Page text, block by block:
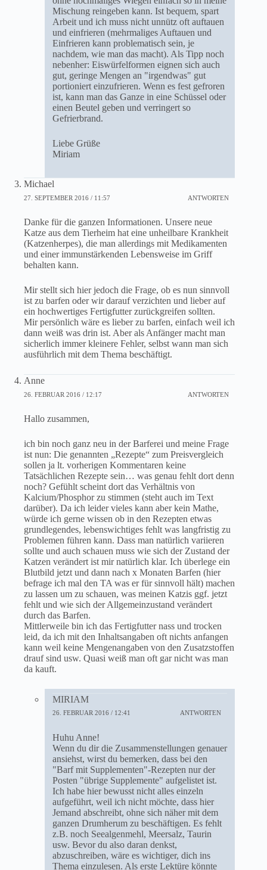
Mischung reingeben kann. Ist bequem, spart
Arbeit und ich muss nicht unnütz oft auftauen
und einfrieren (mehrmaliges Auftauen und
Einfrieren kann problematisch sein, je
nachdem, wie man das macht). Als Tipp noch
nebenher: Eiswürfelformen eignen sich auch
gut, geringe Mengen an "irgendwas" gut
portioniert einzufrieren. Wenn es fest gefroren
ist, kann man das Ganze in eine Schüssel oder
einen Beutel geben und verringert so
Gefrierbrand.
Liebe Grüße
Miriam
Michael
27. SEPTEMBER 2016 / 11:57 ANTWORTEN
Danke für die ganzen Informationen. Unsere neue
Katze aus dem Tierheim hat eine unheilbare Krankheit
(Katzenherpes), die man allerdings mit Medikamenten
und einer immunstärkenden Lebensweise im Griff
behalten kann.
Mir stellt sich hier jedoch die Frage, ob es nun sinnvoll
ist zu barfen oder wir darauf verzichten und lieber auf
ein hochwertiges Fertigfutter zurückgreifen sollten.
Mir persönlich wäre es lieber zu barfen, einfach weil ich
dann weiß was drin ist. Aber als Anfänger macht man
sicherlich immer kleinere Fehler, selbst wann man sich
ausführlich mit dem Thema beschäftigt.
Anne
26. FEBRUAR 2016 / 12:17 ANTWORTEN
Hallo zusammen,
ich bin noch ganz neu in der Barferei und meine Frage
ist nun: Die genannten „Rezepte“ zum Preisvergleich
sollen ja lt. vorherigen Kommentaren keine
Tatsächlichen Rezepte sein… was genau fehlt dort denn
noch? Gefühlt scheint dort das Verhältnis von
Kalcium/Phosphor zu stimmen (steht auch im Text
darüber). Da ich leider vieles kann aber kein Mathe,
würde ich gerne wissen ob in den Rezepten etwas
grundlegendes, lebenswichtiges fehlt was langfristig zu
Problemen führen kann. Dass man natürlich variieren
sollte und auch schauen muss wie sich der Zustand der
Katzen verändert ist mir natürlich klar. Ich überlege ein
Blutbild jetzt und dann nach x Monaten Barfen (hier
befrage ich mal den TA was er für sinnvoll hält) machen
zu lassen um zu schauen, was meinen Katzis ggf. jetzt
fehlt und wie sich der Allgemeinzustand verändert
durch das Barfen.
Mittlerweile bin ich das Fertigfutter nass und trocken
leid, da ich mit den Inhaltsangaben oft nichts anfangen
kann weil keine Mengenangaben von den Zusatzstoffen
drauf sind usw. Quasi weiß man oft gar nicht was man
da kauft.
MIRIAM
26. FEBRUAR 2016 / 12:41 ANTWORTEN
Huhu Anne!
Wenn du dir die Zusammenstellungen genauer
ansiehst, wirst du bemerken, dass bei den
"Barf mit Supplementen"-Rezepten nur der
Posten "übrige Supplemente" aufgelistet ist.
Ich habe hier bewusst nicht alles einzeln
aufgeführt, weil ich nicht möchte, dass hier
Jemand abschreibt, ohne sich näher mit dem
ganzen Drumherum zu beschäftigen. Es fehlt
z.B. noch Seealgenmehl, Meersalz, Taurin
usw. Bevor du also daran denkst,
abzuschreiben, wäre es wichtiger, dich ins
Thema einzulesen. Als erste Lektüre könnte